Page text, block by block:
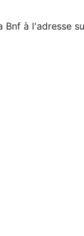
à l'adresse